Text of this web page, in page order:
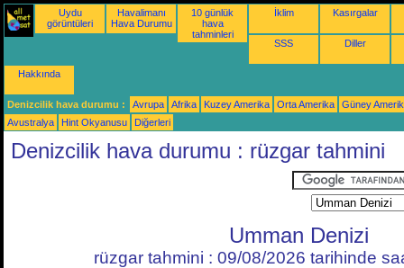
Uydu
görüntüleri
Havalimanı
Hava Durumu
10 günlük
hava
tahminleri
İklim Kasırgalar
SSS Diller
Hakkında
Denizcilik hava durumu : Avrupa Afrika Kuzey Amerika Orta Amerika
Güney
Avustralya
Hint Okyanusu Diğerleri
Denizcilik hava durumu : rüzgar tahmini
Umman Denizi
rüzgar tahmini : 09/08/2026 tarihinde